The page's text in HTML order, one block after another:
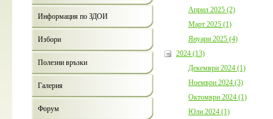
Информация по ЗДОИ
Избори
Полезни връзки
Галерия
Форум
Април 2025 (2)
Март 2025 (1)
Януари 2025 (4)
2024 (13)
Декември 2024 (1)
Ноември 2024 (3)
Октомври 2024 (1)
Юли 2024 (1)